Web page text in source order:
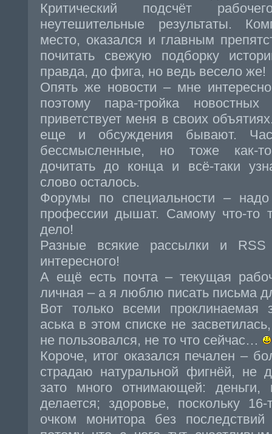
Критический подсчёт
неутешительные результаты.
место, оказался и главным
почитать свежую подборку
правда, до фига, но ведь весело же!
Опять же новости – мне
поэтому пара-тройка
приветствует меня в своих
еще и обсуждения бывают.
бессмысленные, но тоже как-то
дочитать до конца и всё-таки
слово осталось.
Форумы по специальности –
профессии дышат. Самому что-то
дело!
Разные всякие рассылки и
интересного!
А ещё есть почта – текущая
личная – а я люблю писать письма
Вот только всеми проклинаемая
аська в этом списке не
не пользовался, не то что сейчас…
Короче, итог оказался печален –
страдаю натуральной фигнёй, не
зато много отнимающей: деньги,
делается; здоровье, поскольку
очком монитора без